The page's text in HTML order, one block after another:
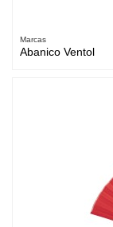
Marcas
Abanico Ventol